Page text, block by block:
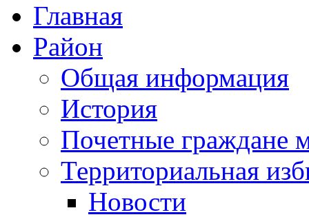
Главная
Район
Общая информация
История
Почетные граждане
Территориальная
Новости